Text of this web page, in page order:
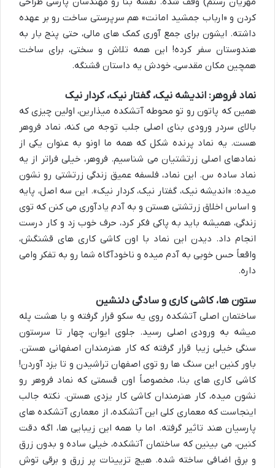
کردن و «ارباب جمشید امانت» هم سرپرستی ساخت رو بر عهده
داشته. ایشون برای جمع آوری کمک های مالی، حتی پنج بار به
هندوستان سفر کرده! این همه تلاش و سختی، برای ساخت
همچین مکان مقدسی، خودش یه داستان قشنگه.
نماد فروهر: اندیشه نیک، گفتار نیک، کردار نیک
همین که پاتون رو تو محوطه آتشکده میذارین، اولین چیزی که
بالای سردر ورودی بنای اصلی جلب توجه می کنه، نماد فروهر
هست. یه نماد پرنده شکل که همه ما اونو به عنوان یکی از
نمادهای اصلی زرتشتیان می شناسیم. فروهر، خیلی فراتر از یه
نماد ساده س. این نماد، فلسفه عمیق زندگی زرتشتی رو نشون
میده: «اندیشه نیک، گفتار نیک، کردار نیک». این سه اصل، پایه
و اساس اخلاق زرتشتی هستن و به آدم یادآوری می کنن که توی
زندگی، همیشه باید به پاکی فکر کرد، حرف خوب زد و کار درست
انجام داد. دیدن این نماد با اون کاشی کاری های قشنگش،
واقعاً حس خوبی به آدم میده و ناخودآگاه شما رو به تفکر وامی
داره.
ستون ها، کاشی کاری و سادگی دلنشین
ساختمان اصلی آتشکده روی یه سکو قرار گرفته و با هشت پله
میشه به ورودی اصلی رسید. جلوی ایوان، چهار تا سرستون
سنگی خیلی زیبا قرار گرفته که کار هنرمندان اصفهانی هستن.
باور کنین این سنگ ها رو توی اصفهان تراشیدن و تا یزد آوردن!
کاشی کاری های بنا، مخصوصاً اون قسمتی که نماد فروهر رو
نشون میده، کار هنرمندان کاشی کار یزدی هستن. نکته جالب
اینجاست که معماری کلی این آتشکده، از معماری آتشکده های
پارسیان هند تاثیر گرفته. اما با همه این زیبایی ها، اگه دقت
کنین، می بینین که ساختمان آتشکده، خیلی ساده و بدون زرق
و برق اضافی ساخته شده. هیچ تزیینات پر زرق و برقی توش